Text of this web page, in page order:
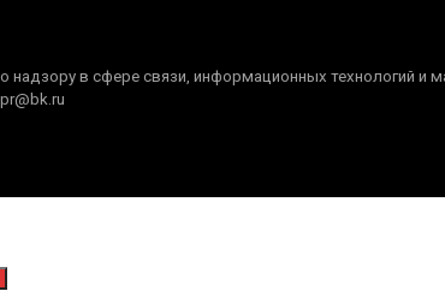
в сфере связи, информационных технологий и